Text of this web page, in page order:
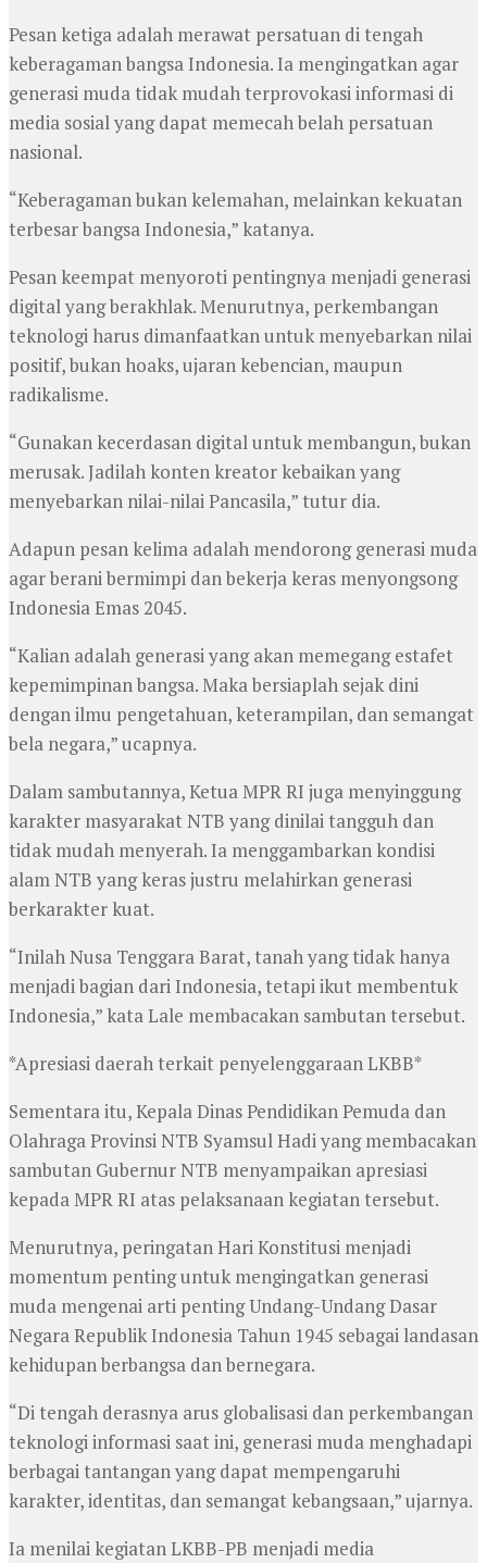
Pesan ketiga adalah merawat persatuan di tengah
keberagaman bangsa Indonesia. Ia mengingatkan agar
generasi muda tidak mudah terprovokasi informasi di
media sosial yang dapat memecah belah persatuan
nasional.
“Keberagaman bukan kelemahan, melainkan kekuatan
terbesar bangsa Indonesia,” katanya.
Pesan keempat menyoroti pentingnya menjadi generasi
digital yang berakhlak. Menurutnya, perkembangan
teknologi harus dimanfaatkan untuk menyebarkan nilai
positif, bukan hoaks, ujaran kebencian, maupun
radikalisme.
“Gunakan kecerdasan digital untuk membangun, bukan
merusak. Jadilah konten kreator kebaikan yang
menyebarkan nilai-nilai Pancasila,” tutur dia.
Adapun pesan kelima adalah mendorong generasi muda
agar berani bermimpi dan bekerja keras menyongsong
Indonesia Emas 2045.
“Kalian adalah generasi yang akan memegang estafet
kepemimpinan bangsa. Maka bersiaplah sejak dini
dengan ilmu pengetahuan, keterampilan, dan semangat
bela negara,” ucapnya.
Dalam sambutannya, Ketua MPR RI juga menyinggung
karakter masyarakat NTB yang dinilai tangguh dan
tidak mudah menyerah. Ia menggambarkan kondisi
alam NTB yang keras justru melahirkan generasi
berkarakter kuat.
“Inilah Nusa Tenggara Barat, tanah yang tidak hanya
menjadi bagian dari Indonesia, tetapi ikut membentuk
Indonesia,” kata Lale membacakan sambutan tersebut.
*Apresiasi daerah terkait penyelenggaraan LKBB*
Sementara itu, Kepala Dinas Pendidikan Pemuda dan
Olahraga Provinsi NTB Syamsul Hadi yang membacakan
sambutan Gubernur NTB menyampaikan apresiasi
kepada MPR RI atas pelaksanaan kegiatan tersebut.
Menurutnya, peringatan Hari Konstitusi menjadi
momentum penting untuk mengingatkan generasi
muda mengenai arti penting Undang-Undang Dasar
Negara Republik Indonesia Tahun 1945 sebagai landasan
kehidupan berbangsa dan bernegara.
“Di tengah derasnya arus globalisasi dan perkembangan
teknologi informasi saat ini, generasi muda menghadapi
berbagai tantangan yang dapat mempengaruhi
karakter, identitas, dan semangat kebangsaan,” ujarnya.
Ia menilai kegiatan LKBB-PB menjadi media